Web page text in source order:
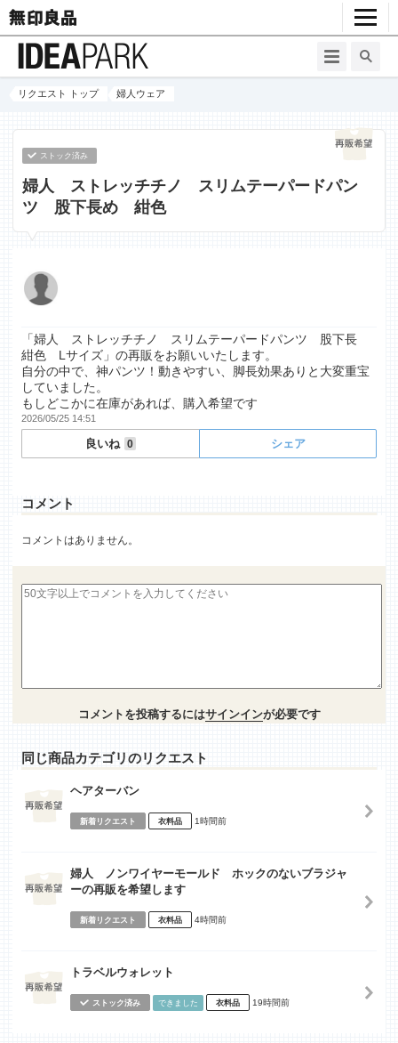
リクエスト トップ 婦人ウェア
ストック済み
婦人 ストレッチチノ スリムテーパードパン
ツ 股下長め 紺色
「婦人 ストレッチチノ スリムテーパードパンツ 股下長
紺色 Lサイズ」の再販をお願いいたします。
自分の中で、神パンツ！動きやすい、脚長効果ありと大変重宝
していました。
もしどこかに在庫があれば、購入希望です
2026/05/25 14:51
良いね 0 シェア
コメント
コメントはありません。
コメントを投稿するにはサインインが必要です
同じ商品カテゴリのリクエスト
ヘアターバン
新着リクエスト 衣料品 1時間前
婦人 ノンワイヤーモールド ホックのないブラジャ
ーの再販を希望します
新着リクエスト 衣料品 4時間前
トラベルウォレット
ストック済み できました 衣料品 19時間前